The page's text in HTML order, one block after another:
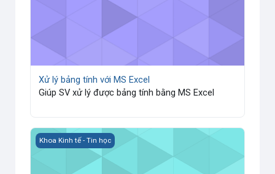
Xử lý bảng tính với MS Excel
Giúp SV xử lý được bảng tính bằng MS Excel
Xử lý văn bản với MS Word
Khoa Kinh tế - Tin học